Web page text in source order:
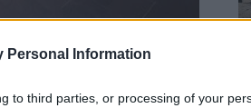
Personal Information
to third parties, or processing of your
FCA που εργάστηκαν για την